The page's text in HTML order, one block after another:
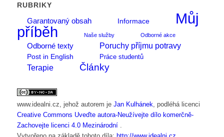
RUBRIKY
Garantovaný obsah
Informace
Můj
příběh
Naše služby Odborné akce
Odborné texty Poruchy příjmu potravy
Post in English Práce studentů
Terapie Články
www.idealni.cz , jehož autorem je Jan Kulhánek , podléhá licenci
Creative Commons Uveďte autora-Neužívejte dílo komerčně-
Zachovejte licenci 4.0 Mezinárodní
Vytvořeno na základě tohoto díla: http://www.idealni.cz